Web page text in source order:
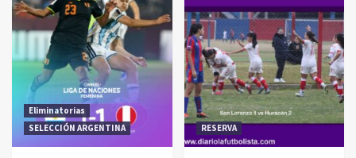
Eliminatorias
SELECCIÓN ARGENTINA
RESERVA